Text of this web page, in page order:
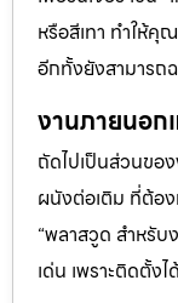
หรือสีเทา ทำให้คุ
อีกทั้งยังสามารถ
งานภายนอก
ถัดไปเป็นส่วนขอ
ผนังต่อเติม ที่ต้อ
“พลาสวูด สำหรับ
เด่น เพราะติดตั้ง